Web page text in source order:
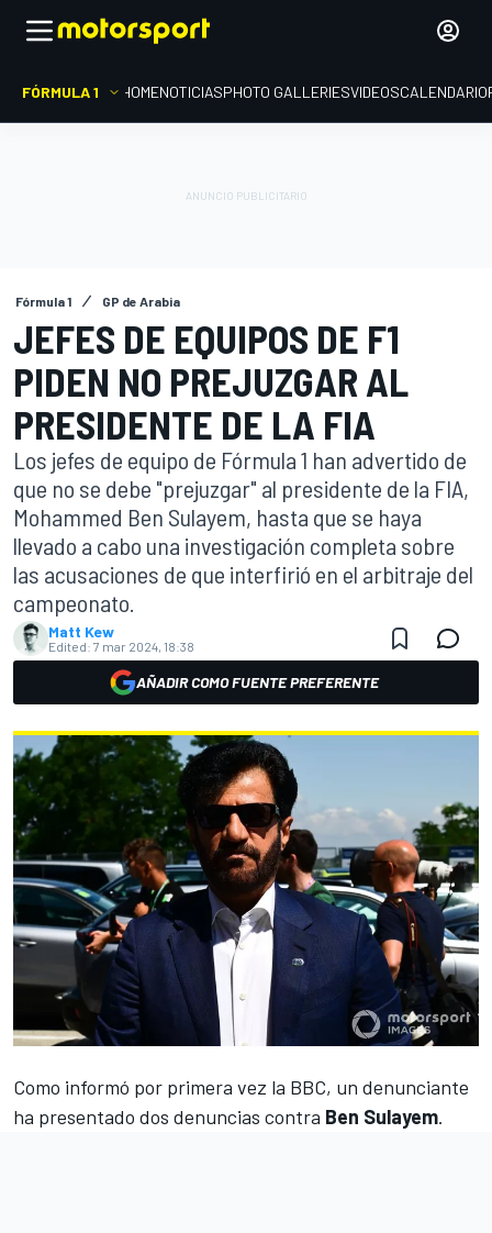
FÓRMULA 1 HOMENOTICIASPHOTO GALLERIESVIDEOSCALENDARIO
Fórmula 1 GP de Arabia
JEFES DE EQUIPOS DE F1
PIDEN NO PREJUZGAR AL
PRESIDENTE DE LA FIA
Los jefes de equipo de Fórmula 1 han advertido de
que no se debe "prejuzgar" al presidente de la FIA,
Mohammed Ben Sulayem, hasta que se haya
llevado a cabo una investigación completa sobre
las acusaciones de que interfirió en el arbitraje del
campeonato.
Matt Kew
Edited: 7 mar 2024, 18:38
AÑADIR COMO FUENTE PREFERENTE
Como informó por primera vez la BBC, un denunciante
ha presentado dos denuncias contra Ben Sulayem.